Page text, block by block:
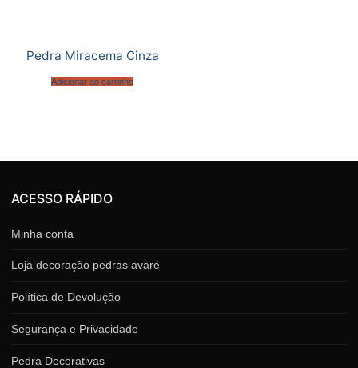
Pedra Miracema Cinza
Adicionar ao carrinho
ACESSO RÁPIDO
Minha conta
Loja decoração pedras avaré
Política de Devolução
Segurança e Privacidade
Pedra Decorativas